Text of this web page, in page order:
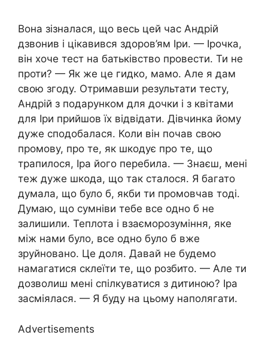
Вона зізналася, що весь цей час Андрій
дзвонив і цікавився здоров’ям Іри. — Ірочка,
він хоче тест на батьківство провести. Ти не
проти? — Як же це гидко, мамо. Але я дам
свою згоду. Отримавши результати тесту,
Андрій з подарунком для дочки і з квітами
для Іри прийшов їх відвідати. Дівчинка йому
дуже сподобалася. Коли він почав свою
промову, про те, як шкодує про те, що
трапилося, Іра його перебила. — Знаєш, мені
теж дуже шкода, що так сталося. Я багато
думала, що було б, якби ти промовчав тоді.
Думаю, що сумніви тебе все одно б не
залишили. Теплота і взаєморозуміння, яке
між нами було, все одно було б вже
зруйновано. Це доля. Давай не будемо
намагатися склеїти те, що розбито. — Але ти
дозволиш мені спілкуватися з дитиною? Іра
засміялася. — Я буду на цьому наполягати.
Advertisements